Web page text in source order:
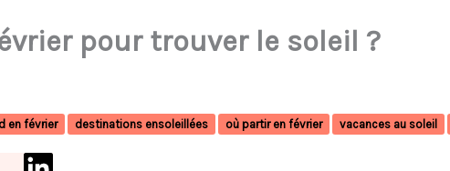
pour trouver le soleil ?
en février destinations ensoleillées où partir en février vacances au soleil